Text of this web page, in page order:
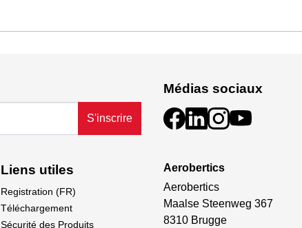
S'inscrire
Médias sociaux
Liens utiles
Registration (FR)
Téléchargement
Sécurité des Produits
Aerobertics
Aerobertics
Maalse Steenweg 367
8310 Brugge